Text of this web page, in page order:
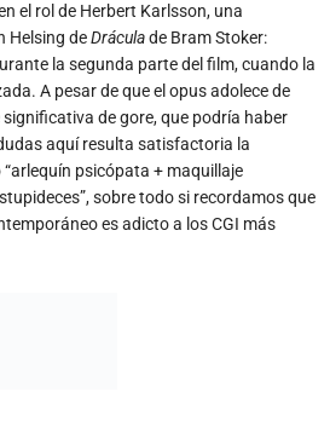
el rol de Herbert Karlsson, una
Helsing deDráculade Bram Stoker:
la segunda parte del film, cuando la
A pesar de que el opus adolece de
de gore, que podría haber
aquí resulta satisfactoria la
psicópata + maquillaje
sobre todo si recordamos que
es adicto a los CGI más